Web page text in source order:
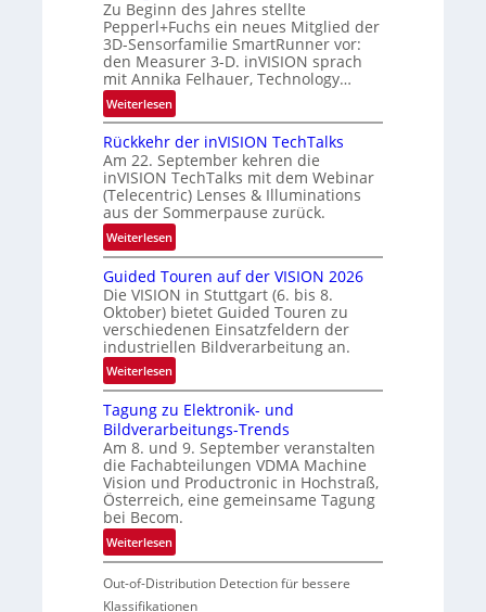
R
u
n
d
e
w
s
‘
Zu Beginn des Jahres stellte
Pepperl+Fuchs ein neues Mitglied der
3D-Sensorfamilie SmartRunner vor:
den Measurer 3-D. inVISION sprach
mit Annika Felhauer, Technology…
Weiterlesen:
U
n
b
e
g
r
e
z
t
e
M
ö
g
l
i
c
h
k
e
i
t
e
Rückkehr der inVISION TechTalks
Am 22. September kehren die
inVISION TechTalks mit dem Webinar
(Telecentric) Lenses & Illuminations
aus der Sommerpause zurück.
Weiterlesen:
R
ü
c
k
k
e
h
d
e
r
i
n
V
I
S
I
O
Guided Touren auf der VISION 2026
Die VISION in Stuttgart (6. bis 8.
Oktober) bietet Guided Touren zu
verschiedenen Einsatzfeldern der
industriellen Bildverarbeitung an.
Weiterlesen:
G
u
i
d
e
d
T
o
u
r
Tagung zu Elektronik- und
Bildverarbeitungs-Trends
Am 8. und 9. September veranstalten
die Fachabteilungen VDMA Machine
Vision und Productronic in Hochstraß,
Österreich, eine gemeinsame Tagung
bei Becom.
Weiterlesen:
T
a
g
Out-of-Distribution Detection für bessere
Klassifikationen